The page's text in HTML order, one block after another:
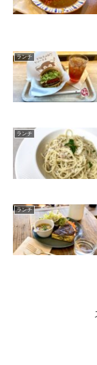
ランチ
ランチ
ランチ